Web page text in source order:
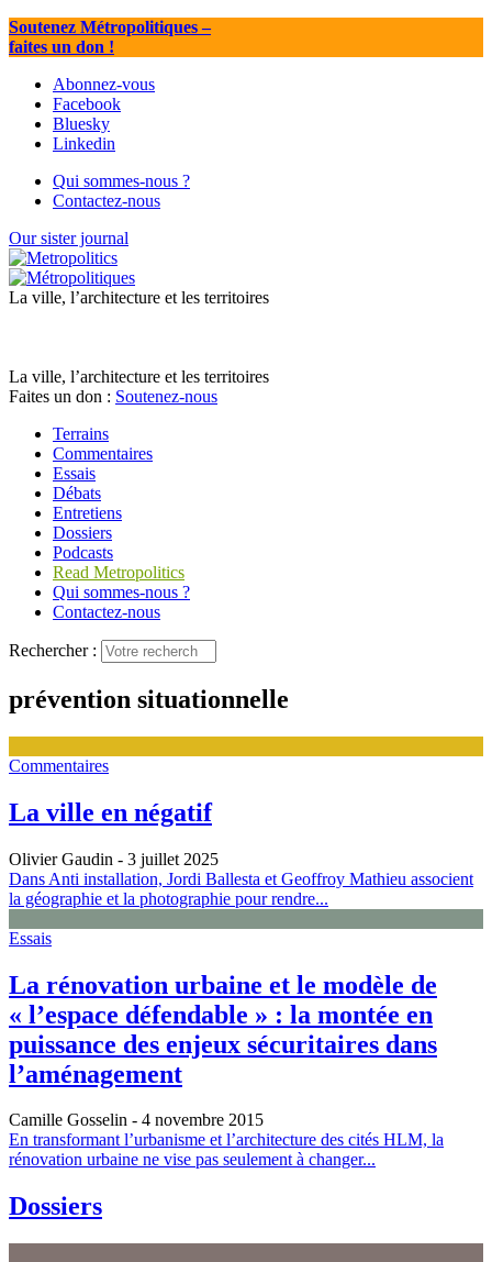
Soutenez Métropolitiques–
faites un don !
Abonnez-vous
Facebook
Bluesky
Linkedin
Qui sommes-nous ?
Contactez-nous
Our sister journal
La ville, l’architecture et les territoires
La ville, l’architecture et les territoires
Faites un don : Soutenez-nous
Terrains
Commentaires
Essais
Débats
Entretiens
Dossiers
Podcasts
Read Metropolitics
Qui sommes-nous ?
Contactez-nous
Rechercher :
prévention situationnelle
Commentaires
La ville en négatif
Olivier Gaudin - 3 juillet 2025
Dans Anti installation, Jordi Ballesta et Geoffroy Mathieu associent
la géographie et la photographie pour rendre...
Essais
La rénovation urbaine et le modèle de
« l’espace défendable » : la montée en
puissance des enjeux sécuritaires dans
l’aménagement
Camille Gosselin - 4 novembre 2015
En transformant l’urbanisme et l’architecture des cités HLM, la
rénovation urbaine ne vise pas seulement à changer...
Dossiers